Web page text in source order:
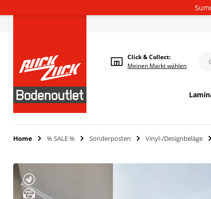
Click & Collect:
Meinen Markt wählen
Home % SALE % Sonderposten Vinyl-/Designbeläge